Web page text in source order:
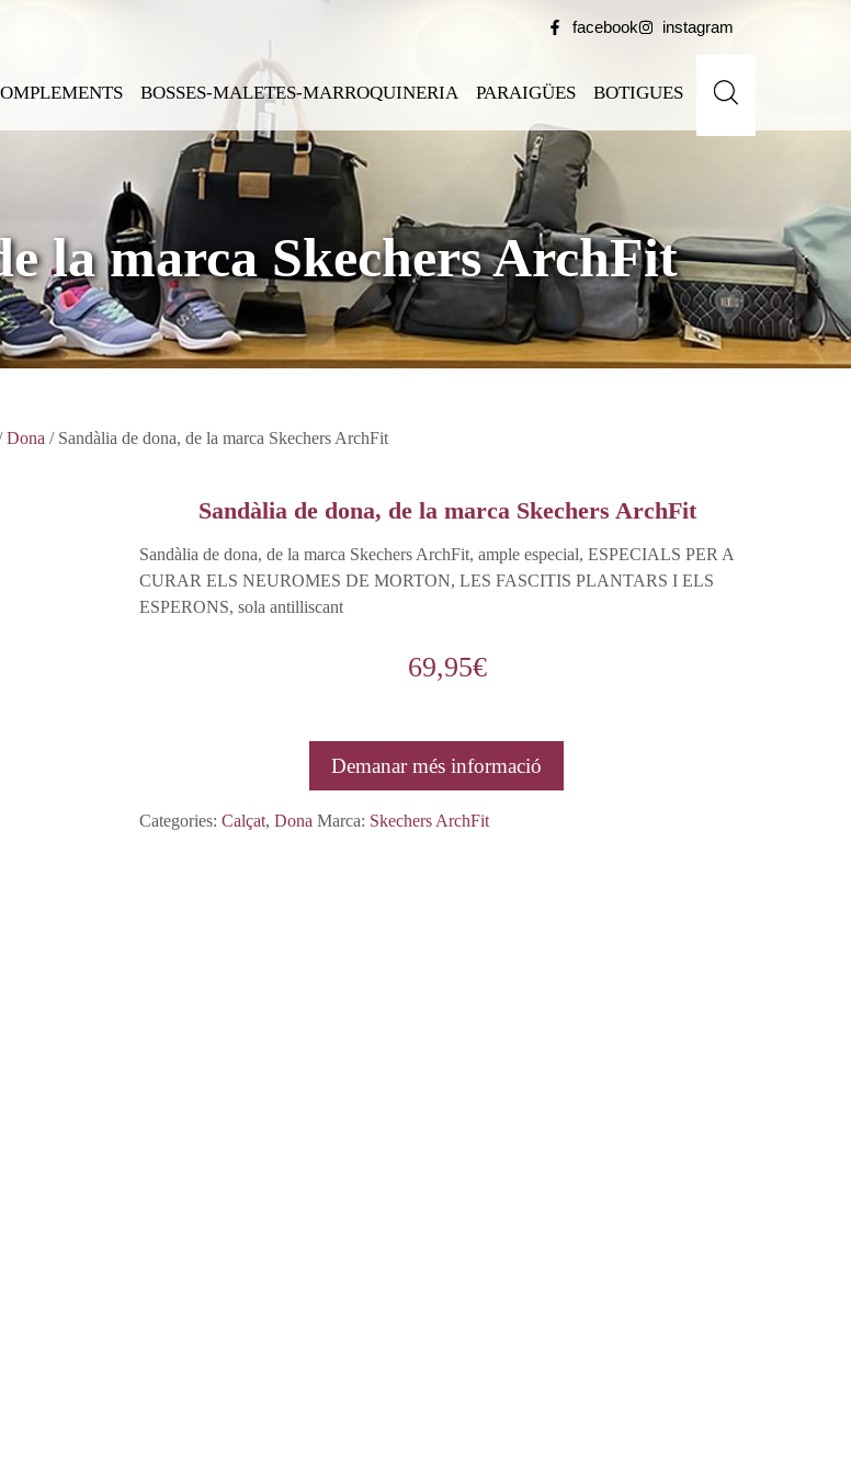
facebook instagram
BOSSES-MALETES-MARROQUINERIA PARAIGÜES BOTIGUES
la marca Skechers ArchFit
Dona / Sandàlia de dona, de la marca Skechers ArchFit
Sandàlia de dona, de la marca Skechers ArchFit
Sandàlia de dona, de la marca Skechers ArchFit, ample especial, ESPECIALS PER A
CURAR ELS NEUROMES DE MORTON, LES FASCITIS PLANTARS I ELS
ESPERONS, sola antilliscant
69,95€
Demanar més informació
Categories:Calçat,Dona Marca: Skechers ArchFit